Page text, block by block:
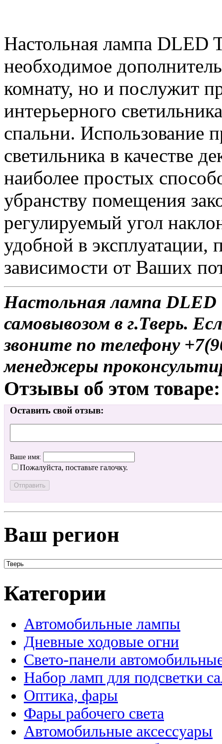
Настольная лампа DLED
необходимое
комнату, но и послужит
интерьерного
спальни. Использование
светильника в качестве
наиболее простых
убранству помещения
регулируемый угол
удобной в эксплуатации,
зависимости от Ваших
Настольная лампа DLED
самовывозом в г.Тверь.
звоните по телефону
менеджеры
Отзывы об этом товаре:
Оставить свой отзыв:
Ваше имя:
Пожалуйста, поставьте галочку.
Ваш регион
Категории
Автомобильные лампы
Дневные ходовые огни
Свето-панели
Набор ламп для подсветки
Оптика, фары
Фары рабочего света
Автомобильные аксессуары